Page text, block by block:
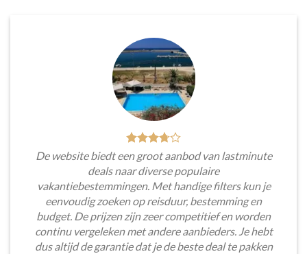
De website biedt een groot aanbod van lastminute
deals naar diverse populaire
vakantiebestemmingen. Met handige filters kun je
eenvoudig zoeken op reisduur, bestemming en
budget. De prijzen zijn zeer competitief en worden
continu vergeleken met andere aanbieders. Je hebt
dus altijd de garantie dat je de beste deal te pakken